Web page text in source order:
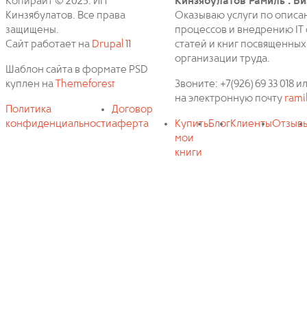
Кинзябулатов. Все права
защищены.
Сайт работает на Drupal 11
Шаблон сайта в формате PSD
куплен наThemeforest
Политика
конфиденциальности
Договор
аферта
Оказываю услуги по
процессов и внедрению IT
статей и книг
организации труда.
Звоните: +7(926) 69 33 018
на электронную почту
Купить
мои
книги
БлогКлиенты